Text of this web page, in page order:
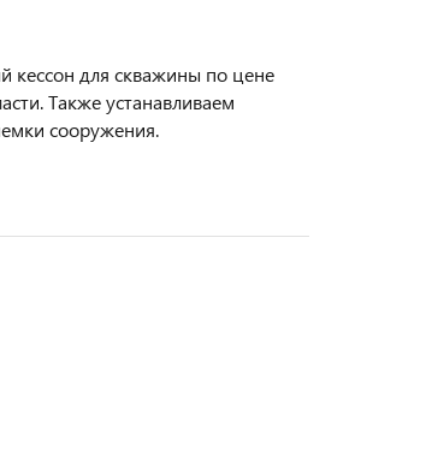
кессон для скважины по цене
Также устанавливаем
сооружения.